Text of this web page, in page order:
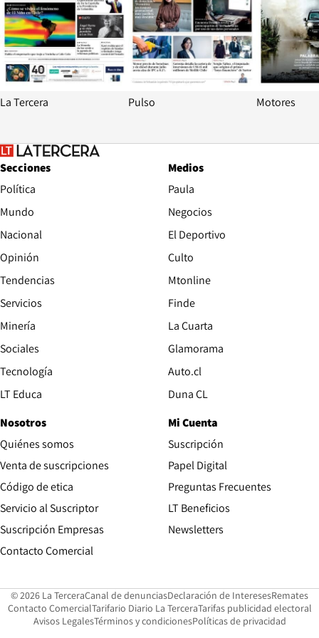
La Tercera Pulso Motores
Secciones
Política
Mundo
Nacional
Opinión
Tendencias
Servicios
Minería
Sociales
Tecnología
LT Educa
Medios
Paula
Negocios
El Deportivo
Culto
Mtonline
Finde
La Cuarta
Glamorama
Auto.cl
Duna CL
Nosotros
Quiénes somos
Venta de suscripciones
Código de etica Opens in new window
Servicio al Suscriptor
Suscripción Empresas
Contacto Comercial
Mi Cuenta
Suscripción
Papel Digital
Preguntas Frecuentes
LT Beneficios
Newsletters
© 2026 La TerceraCanal de denunciasOpens in new window
Declaración de InteresesOpens in
Remates
Contacto ComercialOpens in new window
Tarifario Diario La TerceraOpens in new window
Tarifas publicidad electoral
Avisos LegalesOpens in new window
Términos y condicionesPolíticas de privacidad